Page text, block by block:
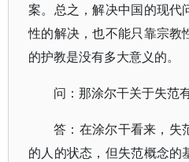
案。总之，解决中国的现代
性的解决，也不能只靠宗教
的护教是没有多大意义的。
问：那涂尔干关于失范
答：在涂尔干看来，失
的人的状态，但失范概念的